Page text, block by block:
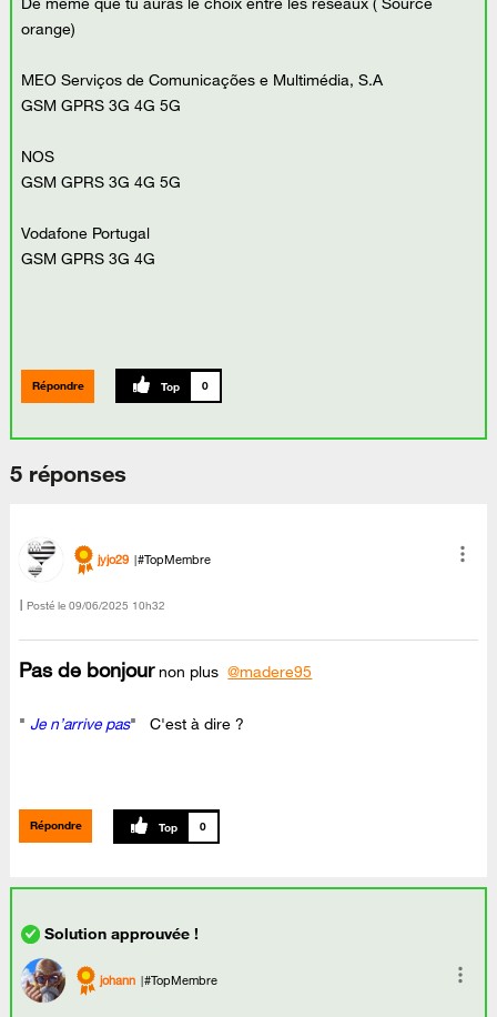
orange)
MEO Serviços de Comunicações e Multimédia, S.A
GSM GPRS 3G 4G 5G
NOS
GSM GPRS 3G 4G 5G
Vodafone Portugal
GSM GPRS 3G 4G
Répondre 0
5 réponses
jyjo29 #TopMembre
Posté le ‎09/06/2025 10h32
Pas de bonjournon plus@madere95
"Je n’arrive pas" C'est à dire ?
Répondre 0
johann #TopMembre